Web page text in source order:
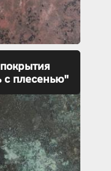
с плесенью"